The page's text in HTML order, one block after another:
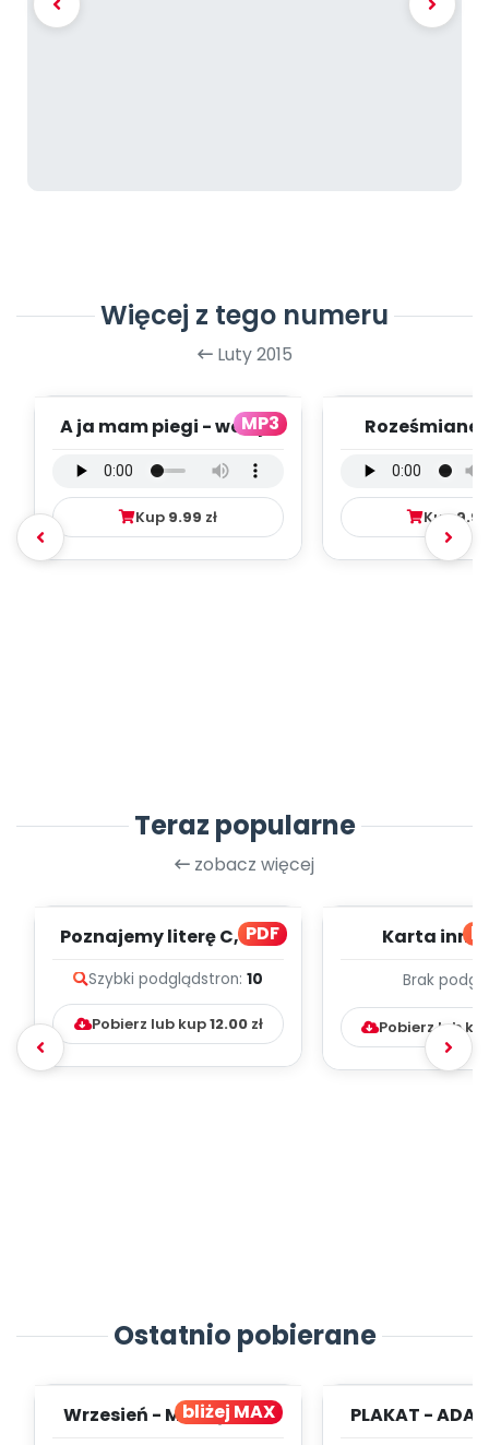
Więcej z tego numeru
Luty 2015
MP3
A ja mam piegi - wersja
Kup 9.99 zł
Roześmiane
mp3)
Kup9.99
Teraz popularne
zobacz więcej
PDF
Poznajemy literę C, cz. 1
Szybki podglądstron: 10
Pobierz lub kup12.00zł
Karta
Brak
Pobierz lub
Ostatnio pobierane
bliżej MAX
Wrzesień - MIESIĘCZNY
PLAKAT -